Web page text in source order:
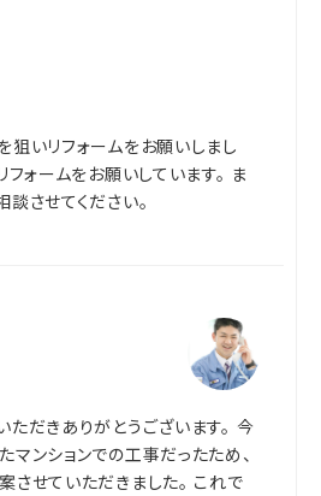
いリフォームをお願いしまし
ォームをお願いしています。 ま
させてください。
だきありがとうございます。 今
ンションでの工事だったため、
させていただきました。 これで